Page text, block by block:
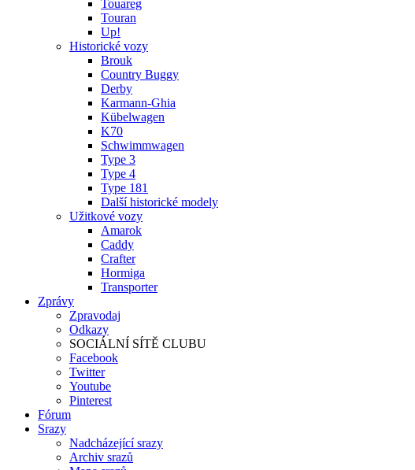
Touareg
Touran
Up!
Historické vozy
Brouk
Country Buggy
Derby
Karmann-Ghia
Kübelwagen
K70
Schwimmwagen
Type 3
Type 4
Type 181
Další historické modely
Užitkové vozy
Amarok
Caddy
Crafter
Hormiga
Transporter
Zprávy
Zpravodaj
Odkazy
SOCIÁLNÍ SÍTĚ CLUBU
Facebook
Twitter
Youtube
Pinterest
Fórum
Srazy
Nadcházející srazy
Archiv srazů